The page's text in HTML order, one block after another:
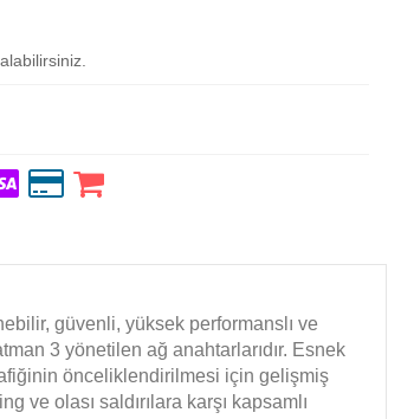
güvenli, yüksek performanslı ve
3 yönetilen ağ anahtarlarıdır. Esnek
önceliklendirilmesi için gelişmiş
ve olası saldırılara karşı kapsamlı